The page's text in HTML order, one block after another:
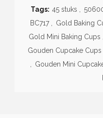
Tags: 45 stuks
BC717
Gold Baking
Gold Mini Baking Cups
Gouden Cupcake Cups
Gouden Mini